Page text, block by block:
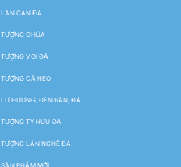
LAN CAN ĐÁ
TƯỢNG CHÚA
TƯỢNG VOI ĐÁ
TƯỢNG CÁ HEO
LƯ HƯƠNG, ĐÈN BÀN, ĐÁ
TƯỢNG TỲ HƯU ĐÁ
TƯỢNG LÂN NGHÊ ĐÁ